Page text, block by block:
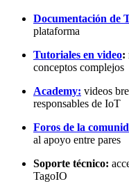
Documentación de
plataforma
Tutoriales en video:
conceptos complejos
Academy: videos
responsables de IoT
Foros de la
al apoyo entre pares
Soporte técnico:
TagoIO